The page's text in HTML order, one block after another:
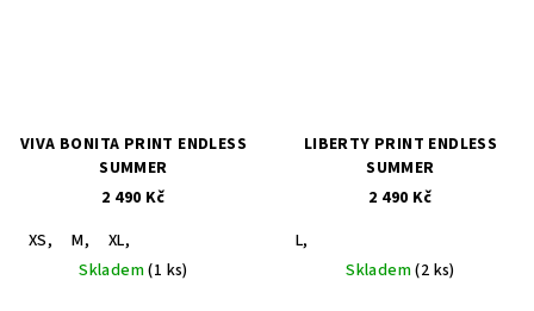
VIVA BONITA PRINT ENDLESS
SUMMER
2 490 Kč
XS,
M,
XL,
Skladem(1 ks)
LIBERTY PRINT ENDLESS
SUMMER
2 490 Kč
L,
Skladem(2 ks)